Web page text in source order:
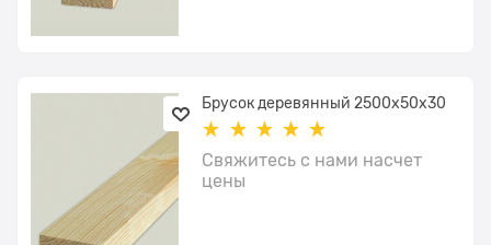
Брусок деревянный 2500x50х30
Свяжитесь с нами насчет
цены